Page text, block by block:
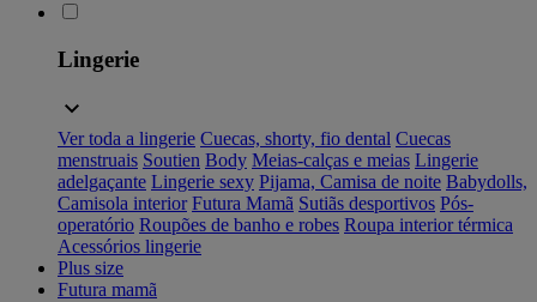
Lingerie
Ver toda a lingerie Cuecas, shorty, fio dental Cuecas
menstruais Soutien Body Meias-calças e meias Lingerie
adelgaçante Lingerie sexy Pijama, Camisa de noite Babydolls,
Camisola interior Futura Mamã Sutiãs desportivos Pós-
operatório Roupões de banho e robes Roupa interior térmica
Acessórios lingerie
Plus size
Futura mamã